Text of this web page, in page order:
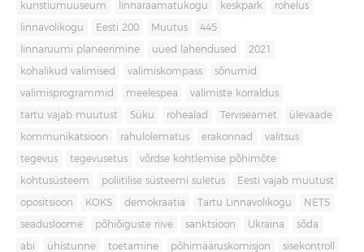
kunstiumuuseum linnaraamatukogu keskpark rohelus
linnavolikogu Eesti 200 Muutus 445
linnaruumi planeerimine uued lahendused 2021
kohalikud valimised valimiskompass sõnumid
valimisprogrammid meelespea valimiste korraldus
tartu vajab muutust Süku rohealad Terviseamet ülevaade
kommunikatsioon rahulolematus erakonnad valitsus
tegevus tegevusetus võrdse kohtlemise põhimõte
kohtusüsteem poliitilise süsteemi suletus Eesti vajab muutust
opositsioon KOKS demokraatia Tartu Linnavolikogu NETS
seadusloome põhiõiguste riive sanktsioon Ukraina sõda
abi ühistunne toetamine põhimääruskomisjon sisekontroll